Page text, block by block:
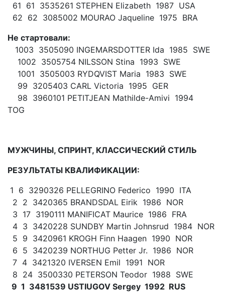
61 61 3535261 STEPHEN Elizabeth 1987 USA
62 62 3085002 MOURAO Jaqueline 1975 BRA
Не стартовали:
1003 3505090 INGEMARSDOTTER Ida 1985 SWE
1002 3505754 NILSSON Stina 1993 SWE
1001 3505003 RYDQVIST Maria 1983 SWE
99 3205403 CARL Victoria 1995 GER
98 3960101 PETITJEAN Mathilde-Amivi 1994
TOG
МУЖЧИНЫ, СПРИНТ, КЛАССИЧЕСКИЙ СТИЛЬ
РЕЗУЛЬТАТЫ КВАЛИФИКАЦИИ:
1 6 3290326 PELLEGRINO Federico 1990 ITA
2 2 3420365 BRANDSDAL Eirik 1986 NOR
3 17 3190111 MANIFICAT Maurice 1986 FRA
4 3 3420228 SUNDBY Martin Johnsrud 1984 NOR
5 9 3420961 KROGH Finn Haagen 1990 NOR
6 5 3420239 NORTHUG Petter Jr. 1986 NOR
7 4 3421320 IVERSEN Emil 1991 NOR
8 24 3500330 PETERSON Teodor 1988 SWE
9 1 3481539 USTIUGOV Sergey 1992 RUS